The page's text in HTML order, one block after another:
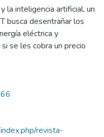
la inteligencia artificial, un
busca desentrañar los
eléctrica y
se les cobra un precio
revista-